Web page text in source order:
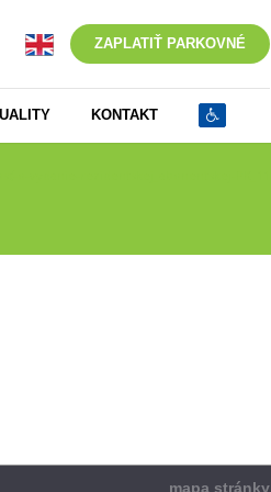
ZAPLATIŤ PARKOVNÉ
KONTAKT
mapa stránky